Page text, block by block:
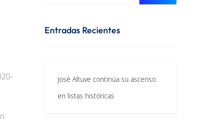
Entradas Recientes
José Altuve continúa su ascenso
en listas históricas